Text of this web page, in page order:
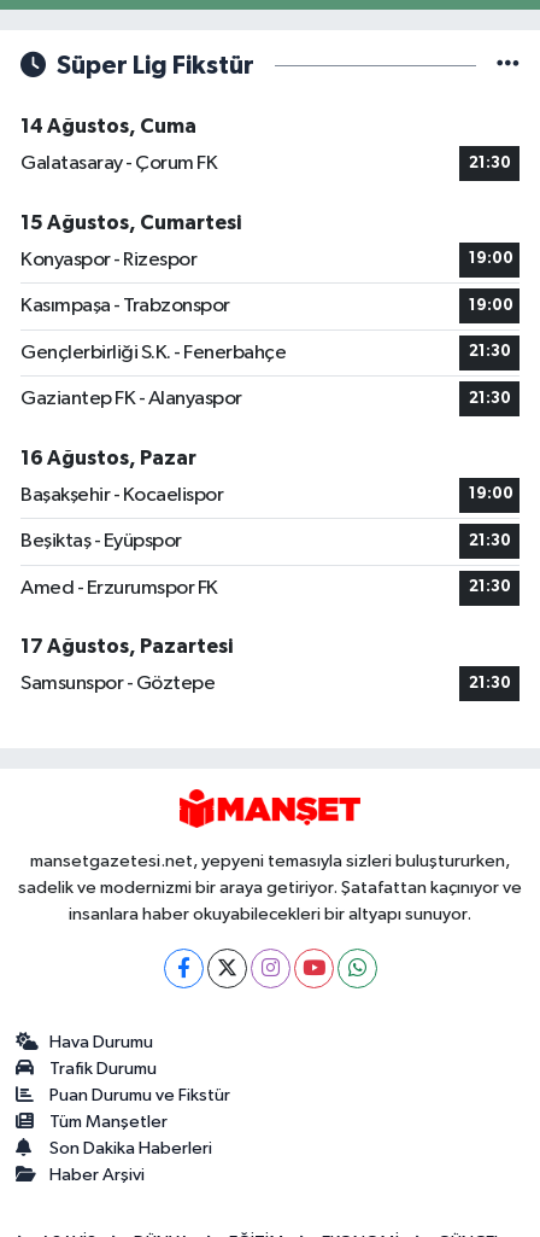
Süper Lig Fikstür
14 Ağustos, Cuma
Galatasaray - Çorum FK
21:30
15 Ağustos, Cumartesi
Konyaspor - Rizespor
19:00
Kasımpaşa - Trabzonspor 19:00
Gençlerbirliği S.K. - Fenerbahçe 21:30
Gaziantep FK - Alanyaspor 21:30
16 Ağustos, Pazar
Başakşehir - Kocaelispor
19:00
Beşiktaş - Eyüpspor 21:30
Amed - Erzurumspor FK 21:30
17 Ağustos, Pazartesi
Samsunspor - Göztepe
21:30
mansetgazetesi.net, yepyeni temasıyla sizleri buluştururken,
sadelik ve modernizmi bir araya getiriyor. Şatafattan kaçınıyor ve
insanlara haber okuyabilecekleri bir altyapı sunuyor.
Hava Durumu
Trafik Durumu
Puan Durumu ve Fikstür
Tüm Manşetler
Son Dakika Haberleri
Haber Arşivi